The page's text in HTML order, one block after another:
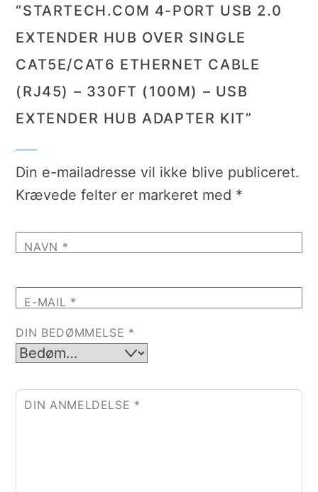
“STARTECH.COM 4-PORT USB 2.0
EXTENDER HUB OVER SINGLE
CAT5E/CAT6 ETHERNET CABLE
(RJ45) – 330FT (100M) – USB
EXTENDER HUB ADAPTER KIT”
Din e-mailadresse vil ikke blive publiceret.
Krævede felter er markeret med *
NAVN *
E-MAIL *
DIN BEDØMMELSE *
DIN ANMELDELSE *